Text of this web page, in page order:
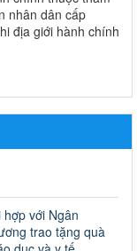
nhân dân cấp
địa giới hành chính
2025 của ngành
của ngành
bãi bỏ trong lĩnh
dân và cơ sở
với Ngân
trao tặng quà